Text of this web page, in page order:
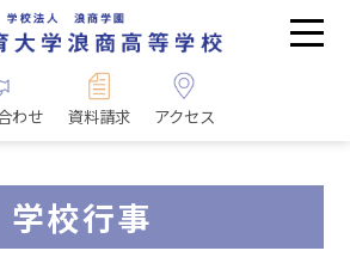
わせ 資料請求 アクセス
学校行事